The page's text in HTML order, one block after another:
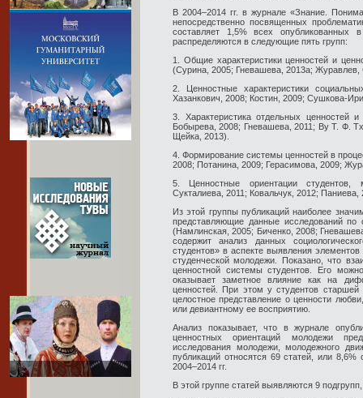
В 2004–2014 гг. в журнале «Знание.
непосредственно посвященных
составляет 1,5% всех опубликованных
распределяются в следующие пять групп:
1. Общие характеристики ценностей и
(Сурина, 2005; Гневашева, 2013a;
2. Ценностные характеристики
Хазанкович, 2008; Костин, 2009; Сушкова-
3. Характеристика отдельных ценностей
Бобырева, 2008; Гневашева, 2011; Ву Т. Ф.
Щейка, 2013).
4. Формирование системы ценностей в
2008; Потанина, 2009; Герасимова, 2009;
5. Ценностные ориентации студентов,
Сукталиева, 2011; Ковальчук, 2012; Паниева,
Из этой группы публикаций наиболее
представляющие данные исследований по
(Намлинская, 2005; Биченко, 2008;
содержит анализ данных
студентов» в аспекте выявления
студенческой молодежи. Показано, что
ценностной системы студентов. Его
оказывает заметное влияние как на
ценностей. При этом у студентов
целостное представление о ценности
или девиантному ее восприятию.
Анализ показывает, что в журнале
ценностных ориентаций молодежи
исследования молодежи, молодежного
публикаций относятся 69 статей, или
2004–2014 гг.
В этой группе статей выявляются 9